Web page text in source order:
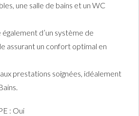
une salle de bains et un WC
d’un système de
assurant un confort optimal en
prestations soignées, idéalement
: Oui